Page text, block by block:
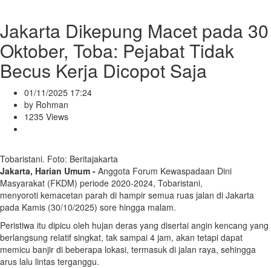
Jakarta Dikepung Macet pada 30
Oktober, Toba: Pejabat Tidak
Becus Kerja Dicopot Saja
01/11/2025 17:24
by Rohman
1235 Views
Tobaristani. Foto: Beritajakarta
Jakarta, Harian Umum - Anggota Forum Kewaspadaan Dini
Masyarakat (FKDM) periode 2020-2024, Tobaristani,
menyoroti kemacetan parah di hampir semua ruas jalan di Jakarta
pada Kamis (30/10/2025) sore hingga malam.
Peristiwa itu dipicu oleh hujan deras yang disertai angin kencang yang
berlangsung relatif singkat, tak sampai 4 jam, akan tetapi dapat
memicu banjir di beberapa lokasi, termasuk di jalan raya, sehingga
arus lalu lintas terganggu.